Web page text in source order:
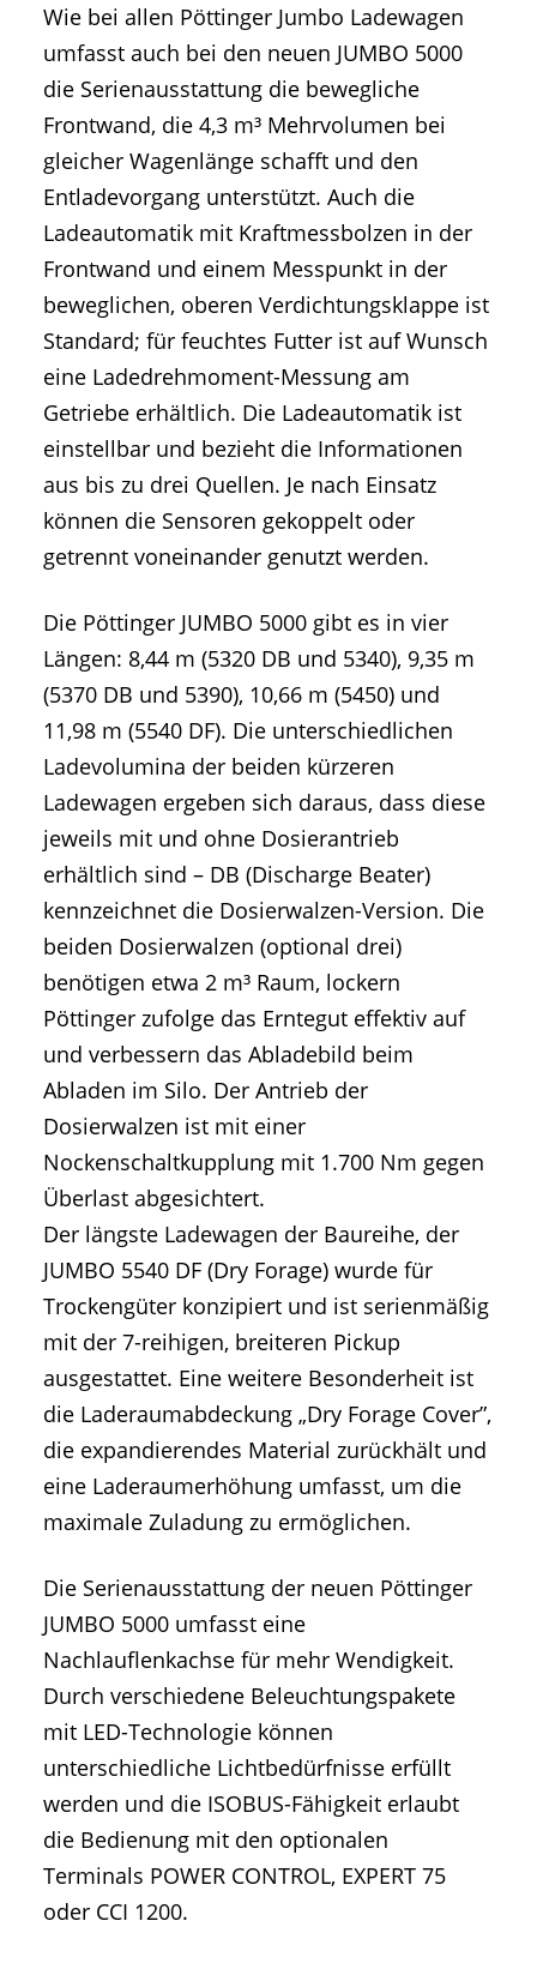
Wie bei allen Pöttinger Jumbo Ladewagen
umfasst auch bei den neuen JUMBO 5000
die Serienausstattung die bewegliche
Frontwand, die 4,3 m³ Mehrvolumen bei
gleicher Wagenlänge schafft und den
Entladevorgang unterstützt. Auch die
Ladeautomatik mit Kraftmessbolzen in der
Frontwand und einem Messpunkt in der
beweglichen, oberen Verdichtungsklappe ist
Standard; für feuchtes Futter ist auf Wunsch
eine Ladedrehmoment-Messung am
Getriebe erhältlich. Die Ladeautomatik ist
einstellbar und bezieht die Informationen
aus bis zu drei Quellen. Je nach Einsatz
können die Sensoren gekoppelt oder
getrennt voneinander genutzt werden.
Die Pöttinger JUMBO 5000 gibt es in vier
Längen: 8,44 m (5320 DB und 5340), 9,35 m
(5370 DB und 5390), 10,66 m (5450) und
11,98 m (5540 DF). Die unterschiedlichen
Ladevolumina der beiden kürzeren
Ladewagen ergeben sich daraus, dass diese
jeweils mit und ohne Dosierantrieb
erhältlich sind – DB (Discharge Beater)
kennzeichnet die Dosierwalzen-Version. Die
beiden Dosierwalzen (optional drei)
benötigen etwa 2 m³ Raum, lockern
Pöttinger zufolge das Erntegut effektiv auf
und verbessern das Abladebild beim
Abladen im Silo. Der Antrieb der
Dosierwalzen ist mit einer
Nockenschaltkupplung mit 1.700 Nm gegen
Überlast abgesichtert.
Der längste Ladewagen der Baureihe, der
JUMBO 5540 DF (Dry Forage) wurde für
Trockengüter konzipiert und ist serienmäßig
mit der 7-reihigen, breiteren Pickup
ausgestattet. Eine weitere Besonderheit ist
die Laderaumabdeckung „Dry Forage Cover”,
die expandierendes Material zurückhält und
eine Laderaumerhöhung umfasst, um die
maximale Zuladung zu ermöglichen.
Die Serienausstattung der neuen Pöttinger
JUMBO 5000 umfasst eine
Nachlauflenkachse für mehr Wendigkeit.
Durch verschiedene Beleuchtungspakete
mit LED-Technologie können
unterschiedliche Lichtbedürfnisse erfüllt
werden und die ISOBUS-Fähigkeit erlaubt
die Bedienung mit den optionalen
Terminals POWER CONTROL, EXPERT 75
oder CCI 1200.